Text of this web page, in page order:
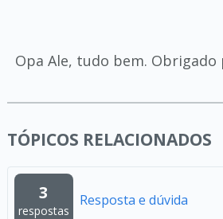
Opa Ale, tudo bem. Obrigado
TÓPICOS RELACIONADOS
3
respostas
Resposta e dúvida